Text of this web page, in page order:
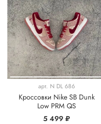
арт. N DL 686
Кроссовки Nike SB Dunk
Low PRM QS
5 499 ₽